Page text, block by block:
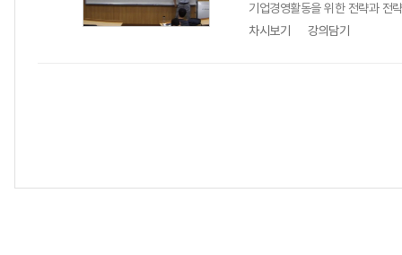
기업경영활동을 위한 전략과 전
차시보기
강의담기